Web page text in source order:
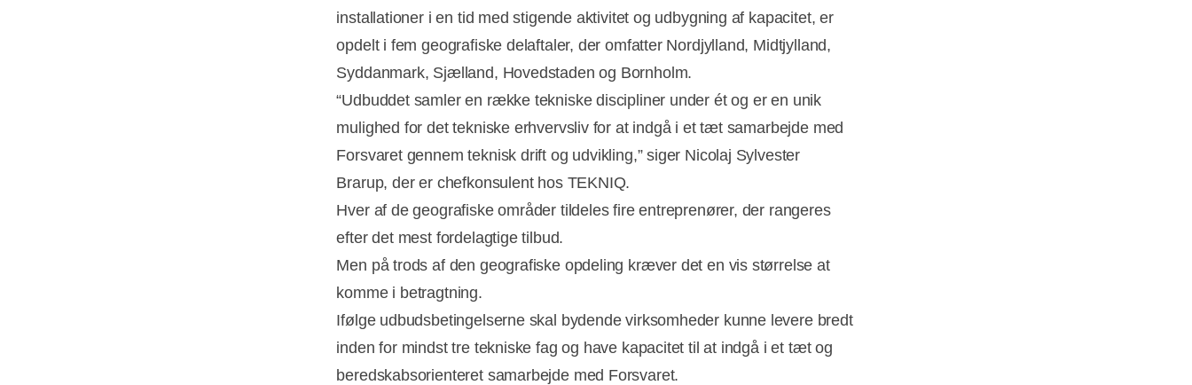
installationer i en tid med stigende aktivitet og udbygning af kapacitet, er
opdelt i fem geografiske delaftaler, der omfatter Nordjylland, Midtjylland,
Syddanmark, Sjælland, Hovedstaden og Bornholm.
“Udbuddet samler en række tekniske discipliner under ét og er en unik
mulighed for det tekniske erhvervsliv for at indgå i et tæt samarbejde med
Forsvaret gennem teknisk drift og udvikling,” siger Nicolaj Sylvester
Brarup, der er chefkonsulent hos TEKNIQ.
Hver af de geografiske områder tildeles fire entreprenører, der rangeres
efter det mest fordelagtige tilbud.
Men på trods af den geografiske opdeling kræver det en vis størrelse at
komme i betragtning.
Ifølge udbudsbetingelserne skal bydende virksomheder kunne levere bredt
inden for mindst tre tekniske fag og have kapacitet til at indgå i et tæt og
beredskabsorienteret samarbejde med Forsvaret.